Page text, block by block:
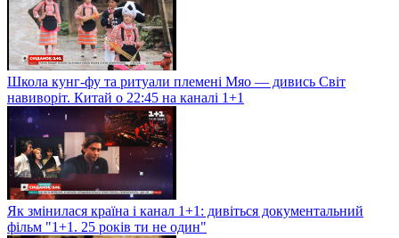
Школа кунг-фу та ритуали племені Мяо — дивись Світ
навиворіт. Китай о 22:45 на каналі 1+1
Як змінилася країна і канал 1+1: дивіться документальний
фільм "1+1. 25 років ти не один"